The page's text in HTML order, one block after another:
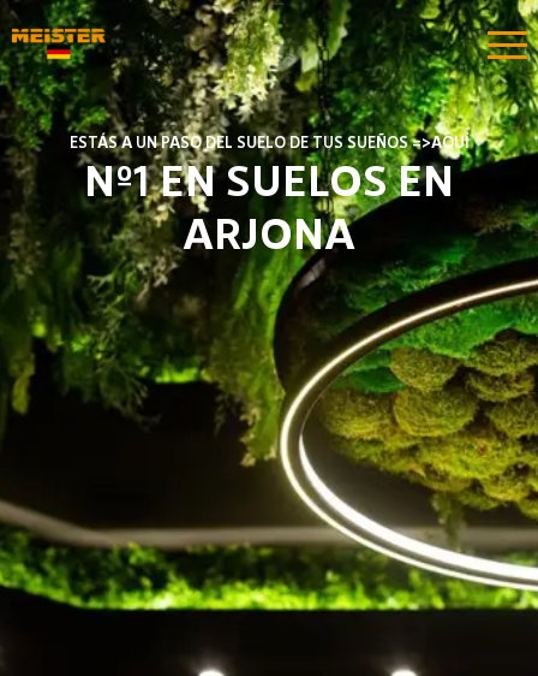
ESTÁS A UN PASO DEL SUELO DE TUS SUEÑOS =>AQUÍ
Nº1 EN SUELOS EN
ARJONA